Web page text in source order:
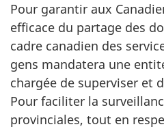
Pour garantir aux
efficace du partage des
cadre canadien des
gens mandatera une
chargée de superviser et
Pour faciliter la
provinciales, tout en